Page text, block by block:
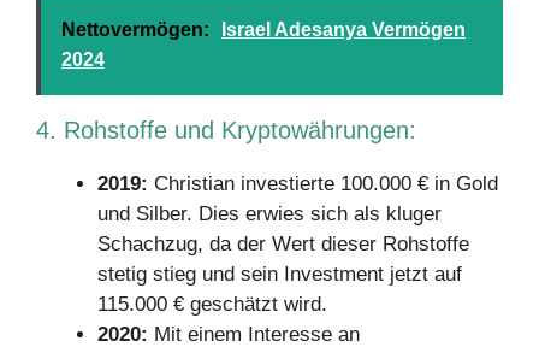
Nettovermögen:
Israel Adesanya Vermögen
2024
4. Rohstoffe und Kryptowährungen:
2019: Christian investierte 100.000 € in Gold
und Silber. Dies erwies sich als kluger
Schachzug, da der Wert dieser Rohstoffe
stetig stieg und sein Investment jetzt auf
115.000 € geschätzt wird.
2020: Mit einem Interesse an